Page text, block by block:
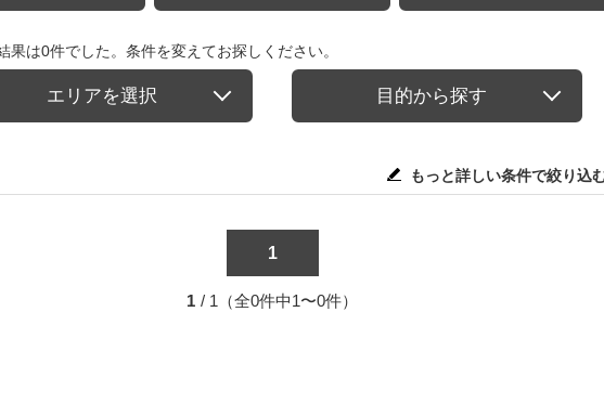
果は0件でした。条件を変えてお探しください。
エリアを選択 目的から探す
もっと詳しい条件で絞り込
1
1 / 1（全0件中1〜0件）